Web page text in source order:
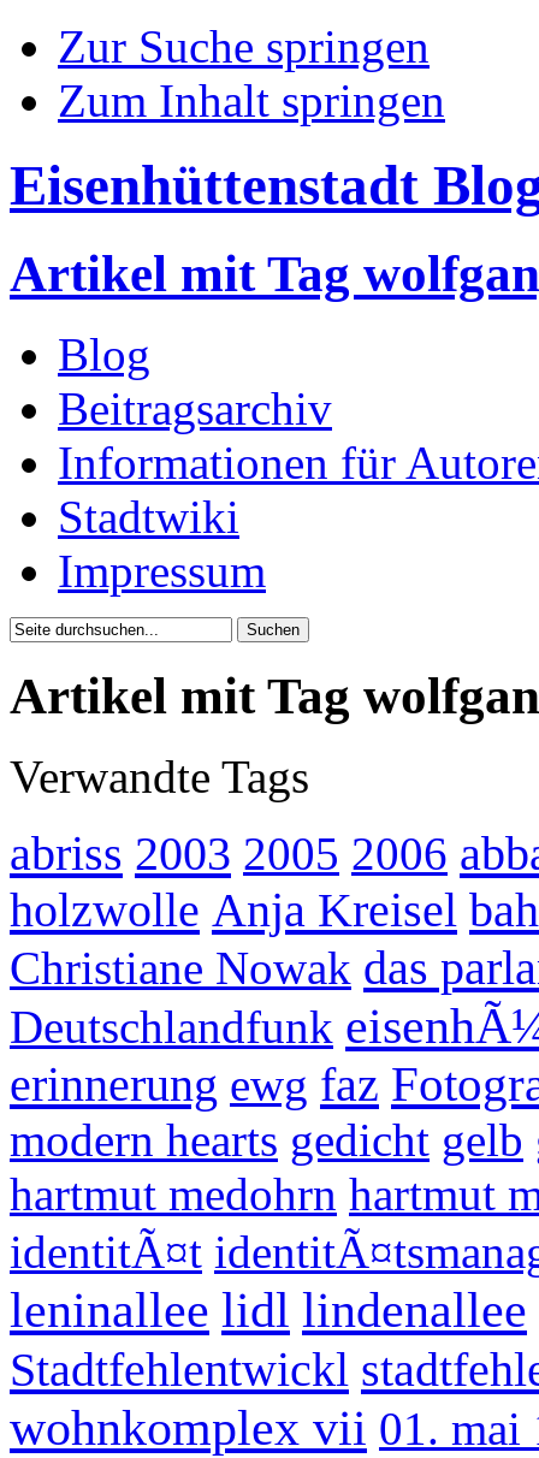
Zur Suche springen
Zum Inhalt springen
Eisenhüttenstadt
Artikel mit Tag
Blog
Beitragsarchiv
Informationen für
Stadtwiki
Impressum
Artikel mit Tag
Verwandte Tags
abriss 2003 2005 2006
holzwolle Anja Kreisel
Christiane Nowak das
Deutschlandfunk
erinnerung ewg faz
modern hearts gedicht gelb
hartmut medohrn hartmut
identitÃ¤t
leninallee lidl lindenallee
Stadtfehlentwickl
wohnkomplex vii 01. mai